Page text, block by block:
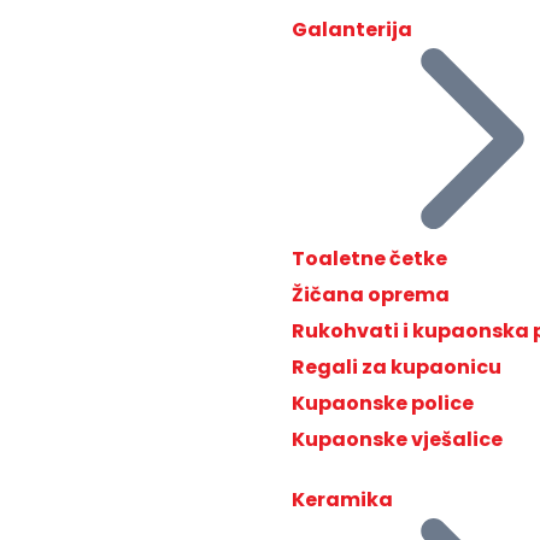
Galanterija
Toaletne četke
Žičana oprema
Rukohvati i kupaonska
Regali za kupaonicu
Kupaonske police
Kupaonske vješalice
Keramika